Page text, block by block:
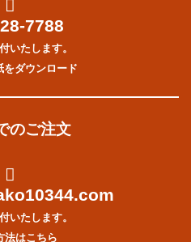
7788
いたします。
をダウンロード
のご注文
いたします。
法はこちら